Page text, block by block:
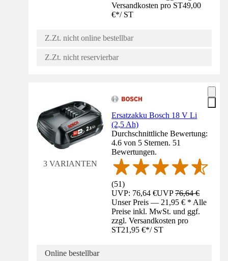
Versandkosten pro ST49,00
€*/ ST
Z.Zt. nicht online bestellbar
Z.Zt. nicht reservierbar
3 VARIANTEN
Ersatzakku Bosch 18 V Li
(2,5 Ah)
Durchschnittliche Bewertung:
4.6 von 5 Sternen. 51
Bewertungen.
(51)
UVP: 76,64 €UVP76,64 €
Unser Preis — 21,95 € * Alle
Preise inkl. MwSt. und ggf.
zzgl. Versandkosten pro
ST21,95 €*/ ST
Online bestellbar